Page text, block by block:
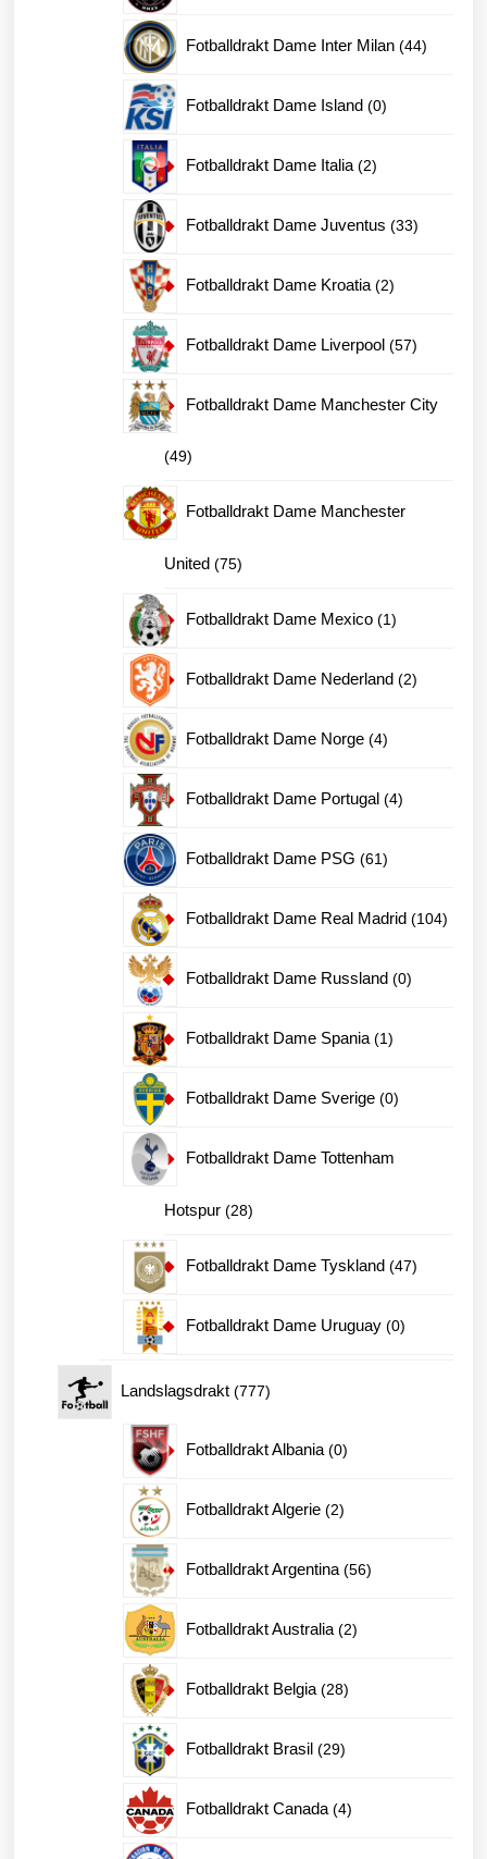
Fotballdrakt Dame Inter Milan 4444
Fotballdrakt Dame Island 00
Fotballdrakt Dame Italia 22
Fotballdrakt Dame Juventus 3333
Fotballdrakt Dame Kroatia 22
Fotballdrakt Dame Liverpool 5757
Fotballdrakt Dame Manchester City
4949
produkter
Fotballdrakt Dame Manchester
United 7575
Fotballdrakt Dame Mexico 11
Fotballdrakt Dame Nederland 22
Fotballdrakt Dame Norge 44
Fotballdrakt Dame Portugal 44
Fotballdrakt Dame PSG 6161
Fotballdrakt Dame Real Madrid 104104
Fotballdrakt Dame Russland 00
Fotballdrakt Dame Spania 11
Fotballdrakt Dame Sverige 00
Fotballdrakt Dame Tottenham
Hotspur 2828
Fotballdrakt Dame Tyskland 4747
Fotballdrakt Dame Uruguay 00
Landslagsdrakt 777777
Fotballdrakt Albania 00
Fotballdrakt Algerie 22
Fotballdrakt Argentina 5656
Fotballdrakt Australia 22
Fotballdrakt Belgia 2828
Fotballdrakt Brasil 2929
Fotballdrakt Canada 44